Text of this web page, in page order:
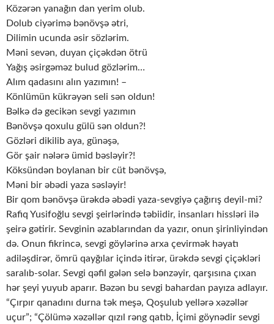
Közərən yanağın dan yerim olub.
Dolub ciyərimə bənövşə ətri,
Dilimin ucunda əsir sözlərim.
Məni sevən, duyan çiçəkdən ötrü
Yağış əsirgəməz bulud gözlərim…
Alım qadasını alın yazımın! –
Könlümün kükrəyən seli sən oldun!
Bəlkə də gecikən sevgi yazımın
Bənövşə qoxulu gülü sən oldun?!
Gözləri dikilib aya, günəşə,
Gör şair nələrə ümid bəsləyir?!
Köksündən boylanan bir cüt bənövşə,
Məni bir əbədi yaza səsləyir!
Bir qom bənövşə ürəkdə əbədi yaza-sevgiyə çağırış deyil-mi?
Rafiq Yusifoğlu sevgi şeirlərində təbiidir, insanları hissləri ilə
şeirə gətirir. Sevginin əzablarından da yazır, onun şirinliyindən
də. Onun fikrincə, sevgi göylərinə arxa çevirmək həyatı
adiləşdirər, ömrü qayğılar içində itirər, ürəkdə sevgi çiçəkləri
saralıb-solar. Sevgi qəfil gələn selə bənzəyir, qarşısına çıxan
hər şeyi yuyub aparır. Bəzən bu sevgi bahardan payıza adlayır.
“Çırpır qanadını durna tək meşə, Qoşulub yellərə xəzəllər
uçur”; “Çölümə xəzəllər qızıl rəng qatıb, İçimi göynədir sevgi